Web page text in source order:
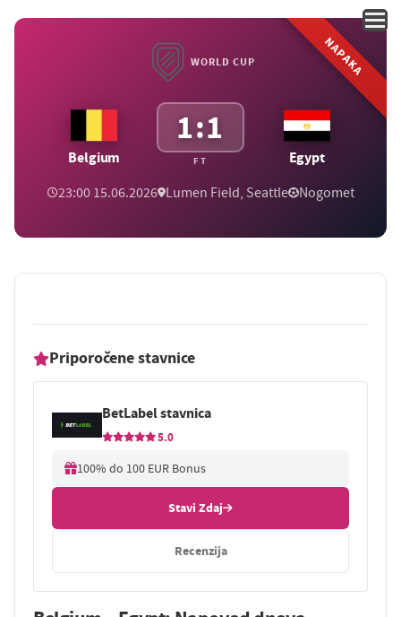
WORLD CUP
Belgium
1:1
FT Egypt
23:00 15.06.2026 Lumen Field, Seattle Nogomet
NAPAKA
Priporočene stavnice
BetLabel stavnica
5.0
100% do 100 EUR Bonus
Stavi Zdaj
Recenzija